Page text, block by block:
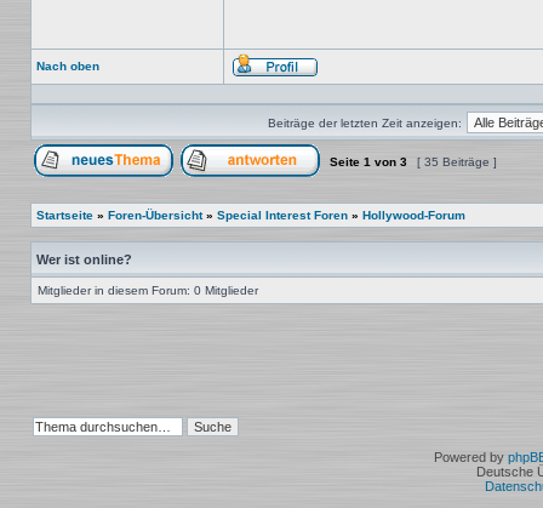
Nach oben
Profil
Beiträge der letzten Zeit anzeigen:
Seite 1 von 3 [ 35 Beiträge ]
Startseite » Foren-Übersicht» Special Interest Foren » Hollywood-Forum
Wer ist online?
Mitglieder in diesem Forum: 0 Mitglieder
Powered by
Deutsche